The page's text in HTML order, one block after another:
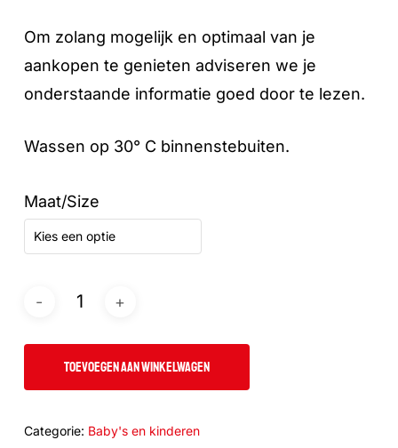
Om zolang mogelijk en optimaal van je
aankopen te genieten adviseren we je
onderstaande informatie goed door te lezen.
Wassen op 30° C binnenstebuiten.
Maat/Size
Kies een optie
TOEVOEGEN AAN WINKELWAGEN
Categorie: Baby's en kinderen